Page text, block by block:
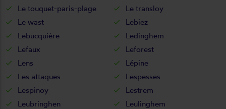
Le touquet-paris-plage
Le transloy
Le wast
Lebiez
Lebucquière
Ledinghem
Lefaux
Leforest
Lens
Lépine
Les attaques
Lespesses
Lespinoy
Lestrem
Leubringhen
Leulinghem